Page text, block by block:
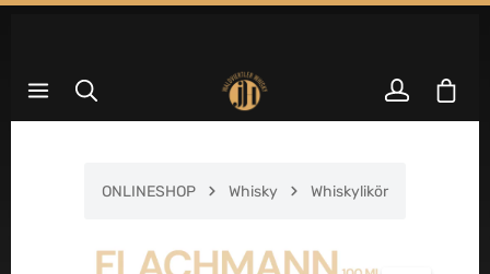
ONLINESHOP Whisky Whiskylikör
Bildergalerie überspringen